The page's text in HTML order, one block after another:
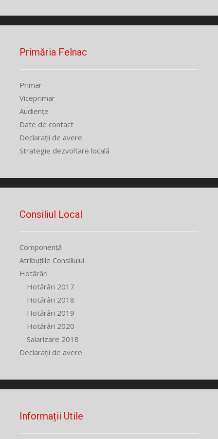
Primăria Felnac
Primar
Viceprimar
Audiențe
Date de contact
Declarații de avere
Strategie dezvoltare locală
Consiliul Local
Componență
Atribuțiile Consiliului
Hotărâri
Hotărâri 2017
Hotărâri 2018
Hotărâri 2019
Hotărâri 2020
Salarizare 2018
Declarații de avere
Informații Utile